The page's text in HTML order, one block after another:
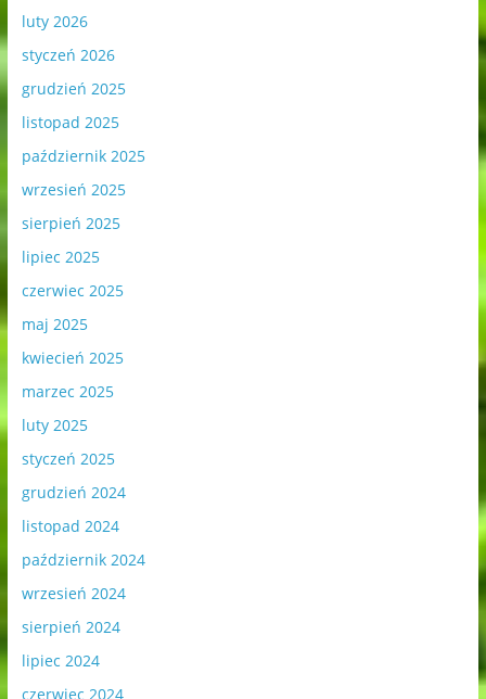
luty 2026
styczeń 2026
grudzień 2025
listopad 2025
październik 2025
wrzesień 2025
sierpień 2025
lipiec 2025
czerwiec 2025
maj 2025
kwiecień 2025
marzec 2025
luty 2025
styczeń 2025
grudzień 2024
listopad 2024
październik 2024
wrzesień 2024
sierpień 2024
lipiec 2024
czerwiec 2024